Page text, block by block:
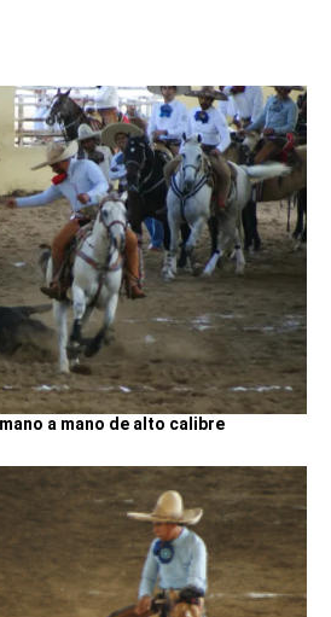
a mano de alto calibre